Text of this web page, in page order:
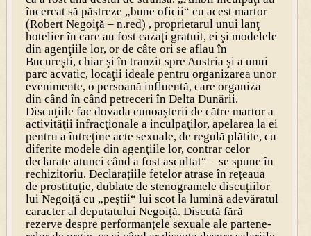
încercat să păstreze „bune oficii“ cu acest martor
(Robert Negoiță – n.red) , proprietarul unui lanţ
hotelier în care au fost cazaţi gratuit, ei şi modelele
din agenţiile lor, or de câte ori se aflau în
Bucureşti, chiar şi în tranzit spre Austria şi a unui
parc acvatic, locaţii ideale pentru organizarea unor
evenimente, o persoană influentă, care organiza
din când în când petreceri în Delta Dunării.
Discuţiile fac dovada cunoaşterii de către martor a
activităţii infracţionale a inculpaţilor, apelarea la ei
pentru a întreţine acte sexuale, de regulă plătite, cu
diferite modele din agenţiile lor, contrar celor
declarate atunci când a fost ascultat“ – se spune în
rechi­zitoriu. Declarațiile fetelor atrase în rețeaua
de prostituție, dublate de stenogramele discuțiilor
lui Negoiță cu „peștii“ lui scot la lumină adevăratul
caracter al deputatului Negoiță. Discută fără
rezerve despre performanțele sexuale ale partene­